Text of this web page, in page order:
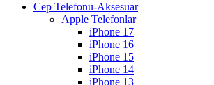
Cep Telefonu-Aksesuar
Apple Telefonlar
iPhone 17
iPhone 16
iPhone 15
iPhone 14
iPhone 13